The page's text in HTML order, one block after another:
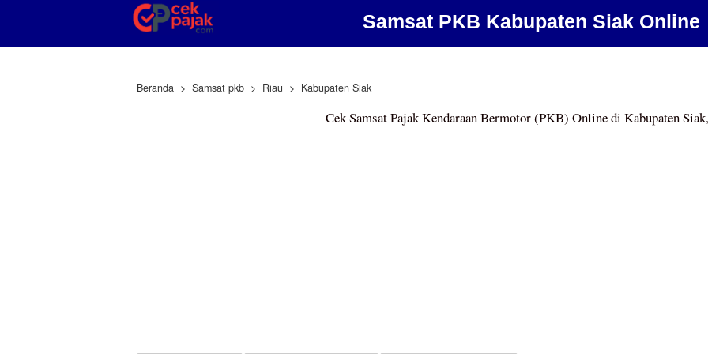
Samsat PKB Kabupaten Siak Online
Beranda Samsat pkb Riau Kabupaten Siak
Cek Samsat Pajak Kendaraan Bermotor (PKB) Online di Kabupaten